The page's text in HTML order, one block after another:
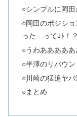
○シンプルに岡
○岡田のポジシ
った…ってｺﾄ！？
○うわああああ
○半澤のリバウ
○川崎の猛追ヤバ
○まとめ